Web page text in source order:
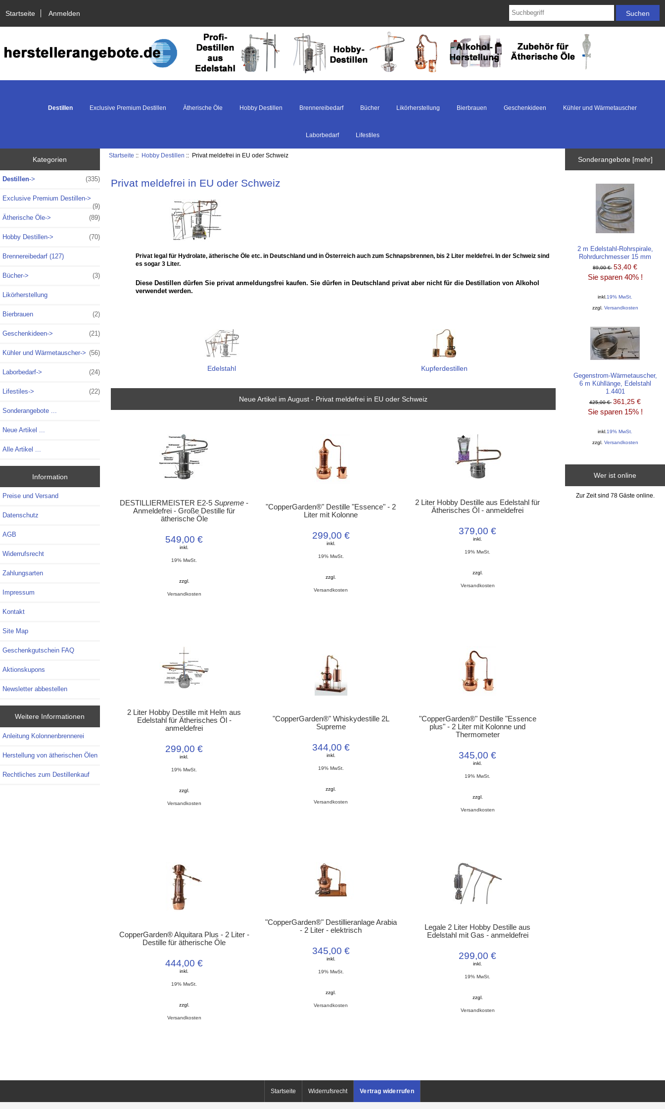
Startseite Anmelden
Destillen Exclusive Premium Destillen Ätherische Öle Hobby Destillen Brennereibedarf Bücher Likörherstellung Bierbrauen Geschenkideen Kühler und Wärmetauscher
Laborbedarf Lifestiles
Kategorien
Destillen-> (335)
Exclusive Premium Destillen->
(9)
Ätherische Öle->
(89)
Hobby Destillen-> (70)
Brennereibedarf (127)
Bücher-> (3)
Likörherstellung
Bierbrauen (2)
Geschenkideen-> (21)
Kühler und Wärmetauscher-> (56)
Laborbedarf-> (24)
Lifestiles-> (22)
Sonderangebote ...
Neue Artikel ...
Alle Artikel ...
Information
Preise und Versand
Datenschutz
AGB
Widerrufsrecht
Zahlungsarten
Impressum
Kontakt
Site Map
Geschenkgutschein FAQ
Aktionskupons
Newsletter abbestellen
Weitere Informationen
Anleitung Kolonnenbrennerei
Herstellung von ätherischen Ölen
Rechtliches zum Destillenkauf
Startseite :: Hobby Destillen :: Privat meldefrei in EU oder Schweiz
Privat meldefrei in EU oder Schweiz
Privat legal für Hydrolate, ätherische Öle etc. in Deutschland und in Österreich auch zum Schnapsbrennen, bis 2 Liter meldefrei. In der Schweiz sind
es sogar 3 Liter.
Diese Destillen dürfen Sie privat anmeldungsfrei kaufen. Sie dürfen in Deutschland privat aber nicht für die Destillation von Alkohol
verwendet werden.
Edelstahl Kupferdestillen
Neue Artikel im August - Privat meldefrei in EU oder Schweiz
DESTILLIERMEISTER E2-5Supreme -
Anmeldefrei - Große Destille für
ätherische Öle
549,00 €
inkl.
19% MwSt.
zzgl.
Versandkosten
"CopperGarden®" Destille "Essence" - 2
Liter mit Kolonne
299,00 €
inkl.
19% MwSt.
zzgl.
Versandkosten
2 Liter Hobby Destille aus Edelstahl für
Ätherisches Öl - anmeldefrei
379,00 €
inkl.
19% MwSt.
zzgl.
Versandkosten
2 Liter Hobby Destille mit Helm aus
Edelstahl für Ätherisches Öl -
anmeldefrei
299,00 €
inkl.
19% MwSt.
zzgl.
Versandkosten
"CopperGarden®" Whiskydestille 2L
Supreme
344,00 €
inkl.
19% MwSt.
zzgl.
Versandkosten
"CopperGarden®" Destille "Essence
plus" - 2 Liter mit Kolonne und
Thermometer
345,00 €
inkl.
19% MwSt.
zzgl.
Versandkosten
CopperGarden® Alquitara Plus - 2 Liter -
Destille für ätherische Öle
444,00 €
inkl.
19% MwSt.
zzgl.
Versandkosten
"CopperGarden®" Destillieranlage Arabia
- 2 Liter - elektrisch
345,00 €
inkl.
19% MwSt.
zzgl.
Versandkosten
Legale 2 Liter Hobby Destille aus
Edelstahl mit Gas - anmeldefrei
299,00 €
inkl.
19% MwSt.
zzgl.
Versandkosten
Sonderangebote [mehr]
2 m Edelstahl-Rohrspirale,
Rohrdurchmesser 15 mm
89,00 € 53,40 €
Sie sparen 40% !
inkl. 19% MwSt.
zzgl. Versandkosten
Gegenstrom-Wärmetauscher,
6 m Kühllänge, Edelstahl
1.4401
425,00 € 361,25 €
Sie sparen 15% !
inkl. 19% MwSt.
zzgl. Versandkosten
Wer ist online
Zur Zeit sind 78 Gäste online.
Startseite Widerrufsrecht Vertrag widerrufen